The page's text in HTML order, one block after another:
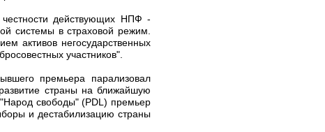
действующих НПФ -
системы в страховой режим.
активов негосударственных
участников".
премьера парализовал
страны на ближайшую
"Народ свободы" (PDL) премьер
и дестабилизацию страны